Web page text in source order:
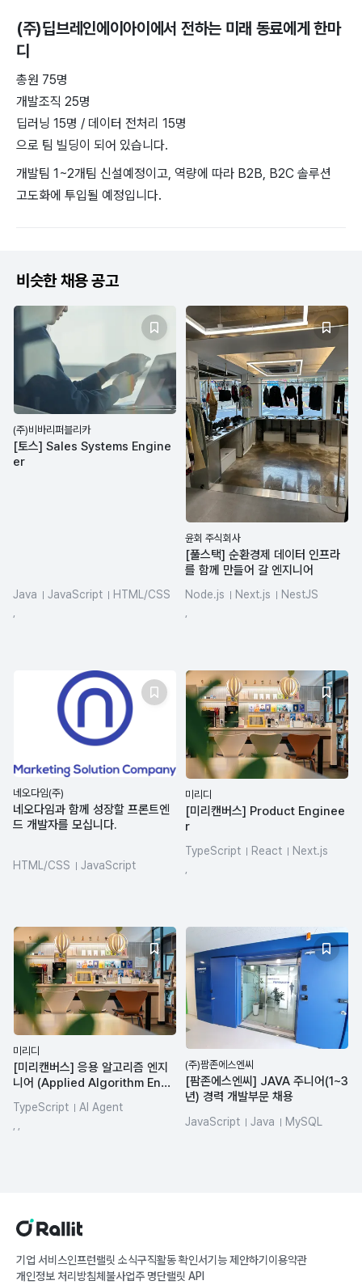
(주)딥브레인에이아이 에서 전하는 미래 동료에게 한마
디
총원 75명
개발조직 25명
딥러닝 15명 / 데이터 전처리 15명
으로 팀 빌딩이 되어 있습니다.
개발팀 1~2개팀 신설예정이고, 역량에 따라 B2B, B2C 솔루션
고도화에 투입될 예정입니다.
비슷한 채용 공고
(주)비바리퍼블리카
[토스] Sales Systems Engine
er
Java JavaScript
HTML/CSS
윤회 주식회사
[풀스택] 순환경제 데이터 인프라
를 함께 만들어 갈 엔지니어
Node.js Next.js
NestJS
네오다임(주)
네오다임과 함께 성장할 프론트엔
드 개발자를 모십니다.
HTML/CSS
JavaScript
미리디
[미리캔버스] Product Enginee
r
TypeScript React
Next.js
미리디
[미리캔버스] 응용 알고리즘 엔지
니어 (Applied Algorithm Engi
TypeScript
AI Agent
(주)팜존에스엔씨
[팜존에스엔씨] JAVA 주니어(1~3
년) 경력 개발부문 채용
JavaScript Java
MySQL
기업 서비스인프런랠릿 소식구직활동 확인서기능 제안하기 이용약관
개인정보 처리방침체불사업주 명단랠릿 API